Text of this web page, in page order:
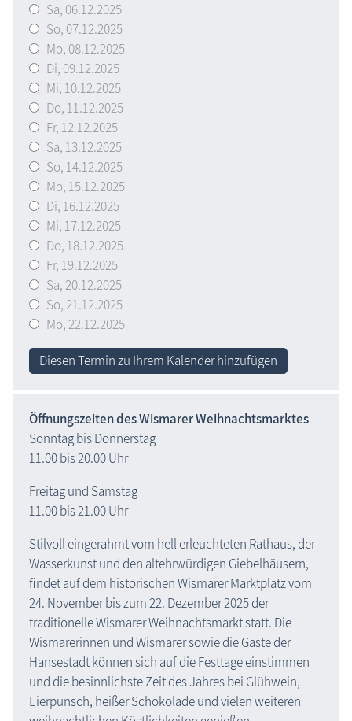
Sa, 06.12.2025
So, 07.12.2025
Mo, 08.12.2025
Di, 09.12.2025
Mi, 10.12.2025
Do, 11.12.2025
Fr, 12.12.2025
Sa, 13.12.2025
So, 14.12.2025
Mo, 15.12.2025
Di, 16.12.2025
Mi, 17.12.2025
Do, 18.12.2025
Fr, 19.12.2025
Sa, 20.12.2025
So, 21.12.2025
Mo, 22.12.2025
Diesen Termin zu Ihrem Kalender hinzufügen
Öffnungszeiten des Wismarer Weihnachtsmarktes
Sonntag bis Donnerstag
11.00 bis 20.00 Uhr
Freitag und Samstag
11.00 bis 21.00 Uhr
Stilvoll eingerahmt vom hell erleuchteten Rathaus, der
Wasserkunst und den altehrwürdigen Giebelhäusern,
findet auf dem historischen Wismarer Marktplatz vom
24. November bis zum 22. Dezember 2025 der
traditionelle Wismarer Weihnachtsmarkt statt. Die
Wismarerinnen und Wismarer sowie die Gäste der
Hansestadt können sich auf die Festtage einstimmen
und die besinnlichste Zeit des Jahres bei Glühwein,
Eierpunsch, heißer Schokolade und vielen weiteren